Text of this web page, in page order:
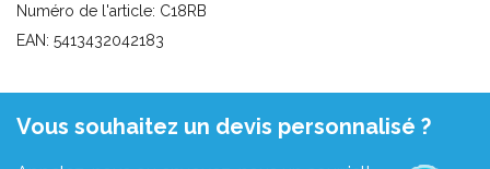
Numéro de l'article: C18RB
EAN: 5413432042183
Vous souhaitez un devis personnalisé ?